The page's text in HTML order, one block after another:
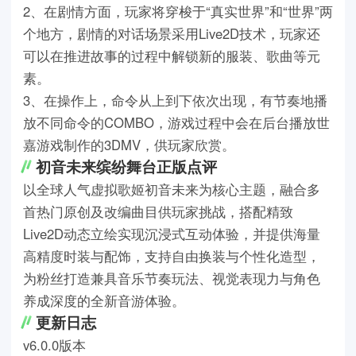
2、在剧情方面，玩家将穿梭于“真实世界”和“世界”两
个地方，剧情的对话场景采用Live2D技术，玩家还
可以在推进故事的过程中解锁新的服装、歌曲等元
素。
3、在操作上，命令从上到下依次出现，有节奏地播
放不同命令的COMBO，游戏过程中会在后台播放世
嘉游戏制作的3DMV，供玩家欣赏。
初音未来缤纷舞台正版点评
以全球人气虚拟歌姬初音未来为核心主题，融合多
首热门原创及改编曲目供玩家挑战，搭配精致
Live2D动态立绘实现沉浸式互动体验，并提供海量
高精度时装与配饰，支持自由换装与个性化造型，
为粉丝打造兼具音乐节奏玩法、视觉表现力与角色
养成深度的全新音游体验。
更新日志
v6.0.0版本